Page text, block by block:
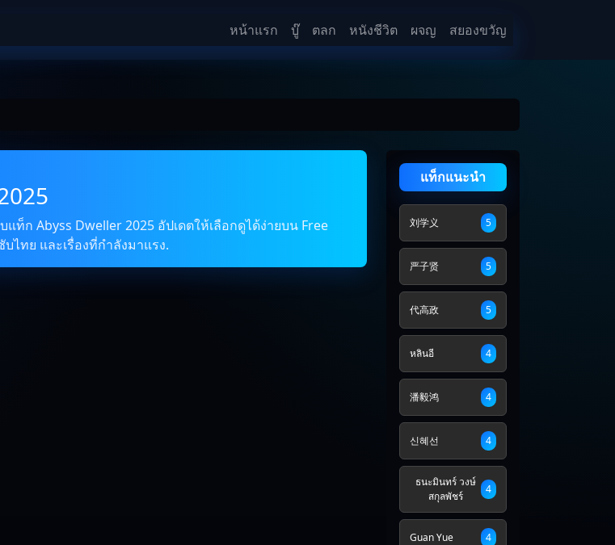
หน้าแรก บู๊ ตลก หนังชีวิต ผจญ สยองขวัญ
ท็ก Abyss Dweller 2025 อัปเดตให้เลือกดูได้ง่ายบน Free
ไทย และเรื่องที่กำลังมาแรง.
แท็กแนะนำ
刘学义 5
严子贤 5
代高政 5
หลินอี 4
潘毅鸿 4
신혜선 4
ธนะมินทร์ วงษ์
สกุลพัชร์
4
Guan Yue 4